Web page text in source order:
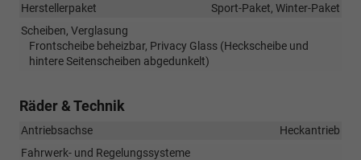
Herstellerpaket
Sport-Paket, Winter-Paket
Scheiben, Verglasung
Frontscheibe beheizbar, Privacy Glass (Heckscheibe und
hintere Seitenscheiben abgedunkelt)
Räder & Technik
Antriebsachse
Heckantrieb
Fahrwerk- und Regelungssysteme